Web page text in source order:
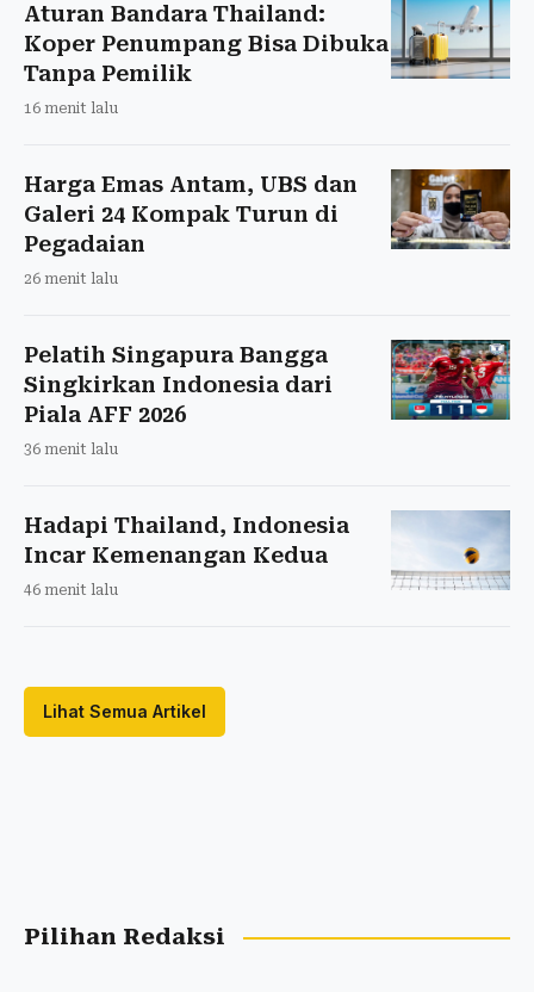
Aturan Bandara Thailand:
Koper Penumpang Bisa Dibuka
Tanpa Pemilik
16 menit lalu
Harga Emas Antam, UBS dan
Galeri 24 Kompak Turun di
Pegadaian
26 menit lalu
Pelatih Singapura Bangga
Singkirkan Indonesia dari
Piala AFF 2026
36 menit lalu
Hadapi Thailand, Indonesia
Incar Kemenangan Kedua
46 menit lalu
Lihat Semua Artikel
Pilihan Redaksi